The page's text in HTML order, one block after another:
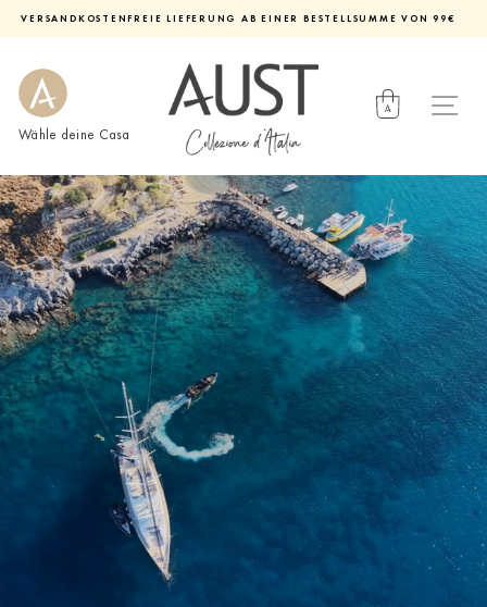
pausieren
VERSANDKOSTENFREIE LIEFERUNG AB EINER BESTELLSUMME VON 99€
Wähle deine Casa